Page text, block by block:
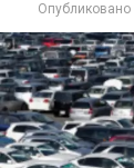
Опубликовано